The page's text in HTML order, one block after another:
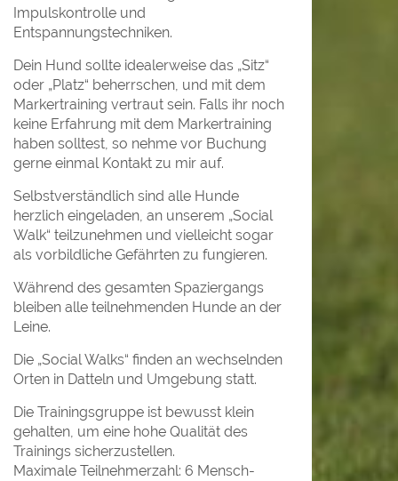
Impulskontrolle und
Entspannungstechniken.
Dein Hund sollte idealerweise das „Sitz“
oder „Platz“ beherrschen, und mit dem
Markertraining vertraut sein. Falls ihr noch
keine Erfahrung mit dem Markertraining
haben solltest, so nehme vor Buchung
gerne einmal Kontakt zu mir auf.
Selbstverständlich sind alle Hunde
herzlich eingeladen, an unserem „Social
Walk“ teilzunehmen und vielleicht sogar
als vorbildliche Gefährten zu fungieren.
Während des gesamten Spaziergangs
bleiben alle teilnehmenden Hunde an der
Leine.
Die „Social Walks“ finden an wechselnden
Orten in Datteln und Umgebung statt.
Die Trainingsgruppe ist bewusst klein
gehalten, um eine hohe Qualität des
Trainings sicherzustellen.
Maximale Teilnehmerzahl: 6 Mensch-